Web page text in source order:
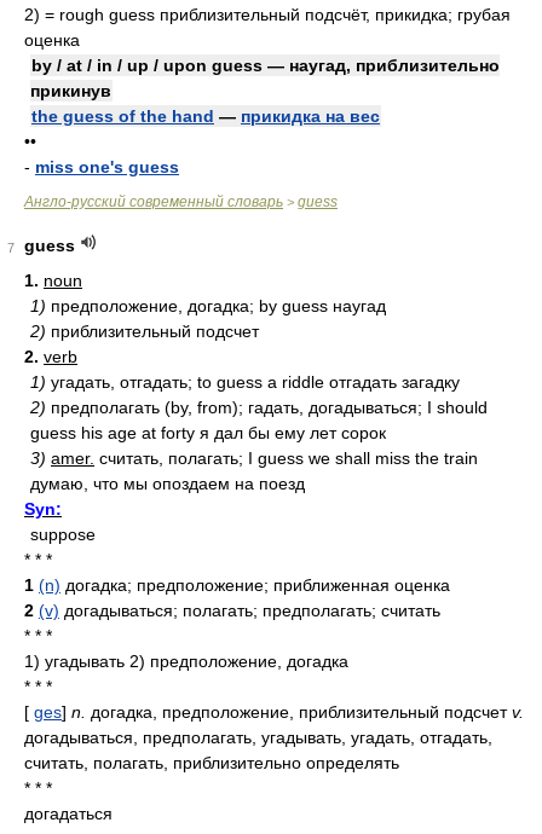
2) = rough guess приблизительный подсчёт, прикидка; грубая
оценка
by / at / in / up / upon guess — наугад, приблизительно
прикинув
the guess of the hand — прикидка на вес
••
- miss one's guess
Англо-русский современный словарь > guess
7
guess
1. noun
1) предположение, догадка; by guess наугад
2) приблизительный подсчет
2. verb
1) угадать, отгадать; to guess a riddle отгадать загадку
2) предполагать (by, from); гадать, догадываться; I should
guess his age at forty я дал бы ему лет сорок
3) amer. считать, полагать; I guess we shall miss the train
думаю, что мы опоздаем на поезд
Syn:
suppose
* * *
1 (n) догадка; предположение; приближенная оценка
2 (v) догадываться; полагать; предполагать; считать
* * *
1) угадывать 2) предположение, догадка
* * *
[ ges] n. догадка, предположение, приблизительный подсчетv.
догадываться, предполагать, угадывать, угадать, отгадать,
считать, полагать, приблизительно определять
* * *
догадаться